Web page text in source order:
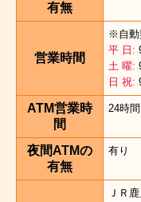
有無
営業時間
※自動
平 日:
土 曜:
日 祝:
ATM営業時
間
24時間
夜間ATMの
有無
有り
ＪＲ